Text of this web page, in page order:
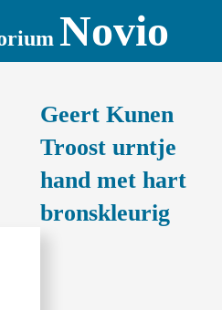
Novio
Geert Kunen
Troost urntje
hand met hart
bronskleurig